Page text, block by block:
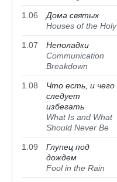
1.06
Дома святых
Houses of the Holy
1.07
Неполадки
Communication
Breakdown
1.08
Что есть, и чего
следует
избегать
What Is and What
Should Never Be
1.09
Глупец под
дождем
Fool in the Rain